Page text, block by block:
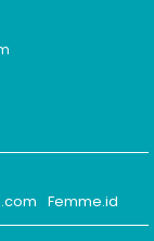
Femme.id